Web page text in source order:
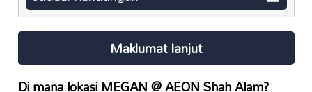
Maklumat lanjut